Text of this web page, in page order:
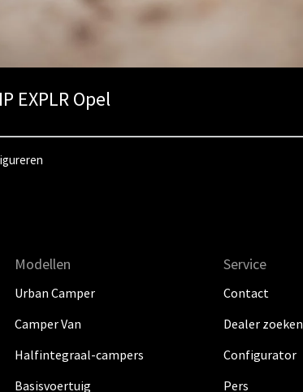
EXPLR Opel
Modellen
Urban Camper
Camper Van
Halfintegraal-campers
Basisvoertuig
Service
Contact
Dealer zoeken
Configurator
Pers